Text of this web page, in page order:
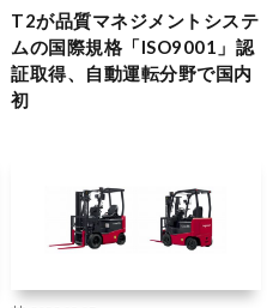
T2が品質マネジメントシステ
ムの国際規格「ISO9001」認
証取得、自動運転分野で国内
初